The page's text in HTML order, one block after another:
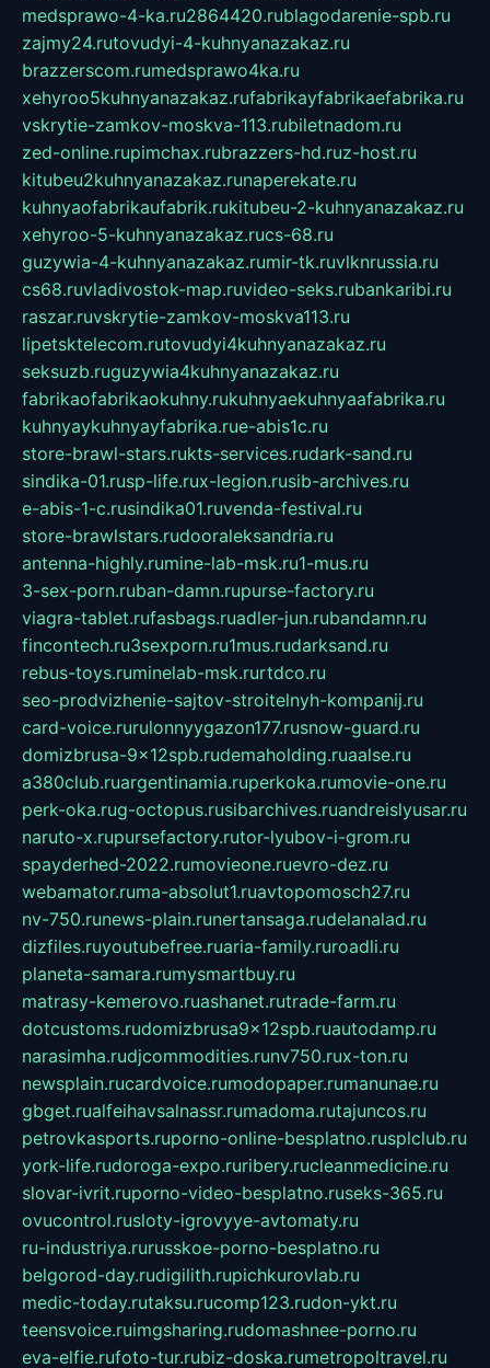
medsprawo-4-ka.ru2864420.rublagodarenie-spb.ru
zajmy24.rutovudyi-4-kuhnyanazakaz.ru
brazzerscom.rumedsprawo4ka.ru
xehyroo5kuhnyanazakaz.rufabrikayfabrikaefabrika.ru
vskrytie-zamkov-moskva-113.rubiletnadom.ru
zed-online.rupimchax.rubrazzers-hd.ruz-host.ru
kitubeu2kuhnyanazakaz.runaperekate.ru
kuhnyaofabrikaufabrik.rukitubeu-2-kuhnyanazakaz.ru
xehyroo-5-kuhnyanazakaz.rucs-68.ru
guzywia-4-kuhnyanazakaz.rumir-tk.ruvlknrussia.ru
cs68.ruvladivostok-map.ruvideo-seks.rubankaribi.ru
raszar.ruvskrytie-zamkov-moskva113.ru
lipetsktelecom.rutovudyi4kuhnyanazakaz.ru
seksuzb.ruguzywia4kuhnyanazakaz.ru
fabrikaofabrikaokuhny.rukuhnyaekuhnyaafabrika.ru
kuhnyaykuhnyayfabrika.rue-abis1c.ru
store-brawl-stars.rukts-services.rudark-sand.ru
sindika-01.rusp-life.rux-legion.rusib-archives.ru
e-abis-1-c.rusindika01.ruvenda-festival.ru
store-brawlstars.rudooraleksandria.ru
antenna-highly.rumine-lab-msk.ru1-mus.ru
3-sex-porn.ruban-damn.rupurse-factory.ru
viagra-tablet.rufasbags.ruadler-jun.rubandamn.ru
fincontech.ru3sexporn.ru1mus.rudarksand.ru
rebus-toys.ruminelab-msk.rurtdco.ru
seo-prodvizhenie-sajtov-stroitelnyh-kompanij.ru
card-voice.rurulonnyygazon177.rusnow-guard.ru
domizbrusa-9x12spb.rudemaholding.ruaalse.ru
a380club.ruargentinamia.ruperkoka.rumovie-one.ru
perk-oka.rug-octopus.rusibarchives.ruandreislyusar.ru
naruto-x.rupursefactory.rutor-lyubov-i-grom.ru
spayderhed-2022.rumovieone.ruevro-dez.ru
webamator.ruma-absolut1.ruavtopomosch27.ru
nv-750.runews-plain.runertansaga.rudelanalad.ru
dizfiles.ruyoutubefree.ruaria-family.ruroadli.ru
planeta-samara.rumysmartbuy.ru
matrasy-kemerovo.ruashanet.rutrade-farm.ru
dotcustoms.rudomizbrusa9x12spb.ruautodamp.ru
narasimha.rudjcommodities.runv750.rux-ton.ru
newsplain.rucardvoice.rumodopaper.rumanunae.ru
gbget.rualfeihavsalnassr.rumadoma.rutajuncos.ru
petrovkasports.ruporno-online-besplatno.rusplclub.ru
york-life.rudoroga-expo.ruribery.rucleanmedicine.ru
slovar-ivrit.ruporno-video-besplatno.ruseks-365.ru
ovucontrol.rusloty-igrovyye-avtomaty.ru
ru-industriya.rurusskoe-porno-besplatno.ru
belgorod-day.rudigilith.rupichkurovlab.ru
medic-today.rutaksu.rucomp123.rudon-ykt.ru
teensvoice.ruimgsharing.rudomashnee-porno.ru
eva-elfie.rufoto-tur.rubiz-doska.rumetropoltravel.ru